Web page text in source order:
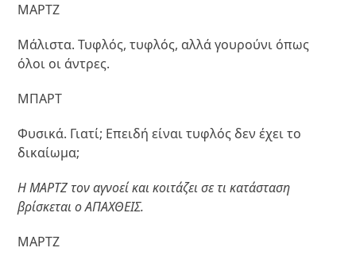
ΜΑΡΤΖ
Μάλιστα. Τυφλός, τυφλός, αλλά γουρούνι όπως
όλοι οι άντρες.
ΜΠΑΡΤ
Φυσικά. Γιατί; Επειδή είναι τυφλός δεν έχει το
δικαίωμα;
Η ΜΑΡΤΖ τον αγνοεί και κοιτάζει σε τι κατάσταση
βρίσκεται ο ΑΠΑΧΘΕΙΣ.
ΜΑΡΤΖ